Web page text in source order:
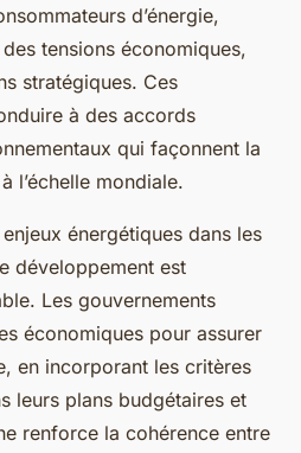
d’énergie,
tensions économiques,
stratégiques. Ces
à des accords
qui façonnent la
l’échelle mondiale.
énergétiques dans les
développement est
Les gouvernements
économiques pour assurer
en incorporant les critères
leurs plans budgétaires et
renforce la cohérence entre